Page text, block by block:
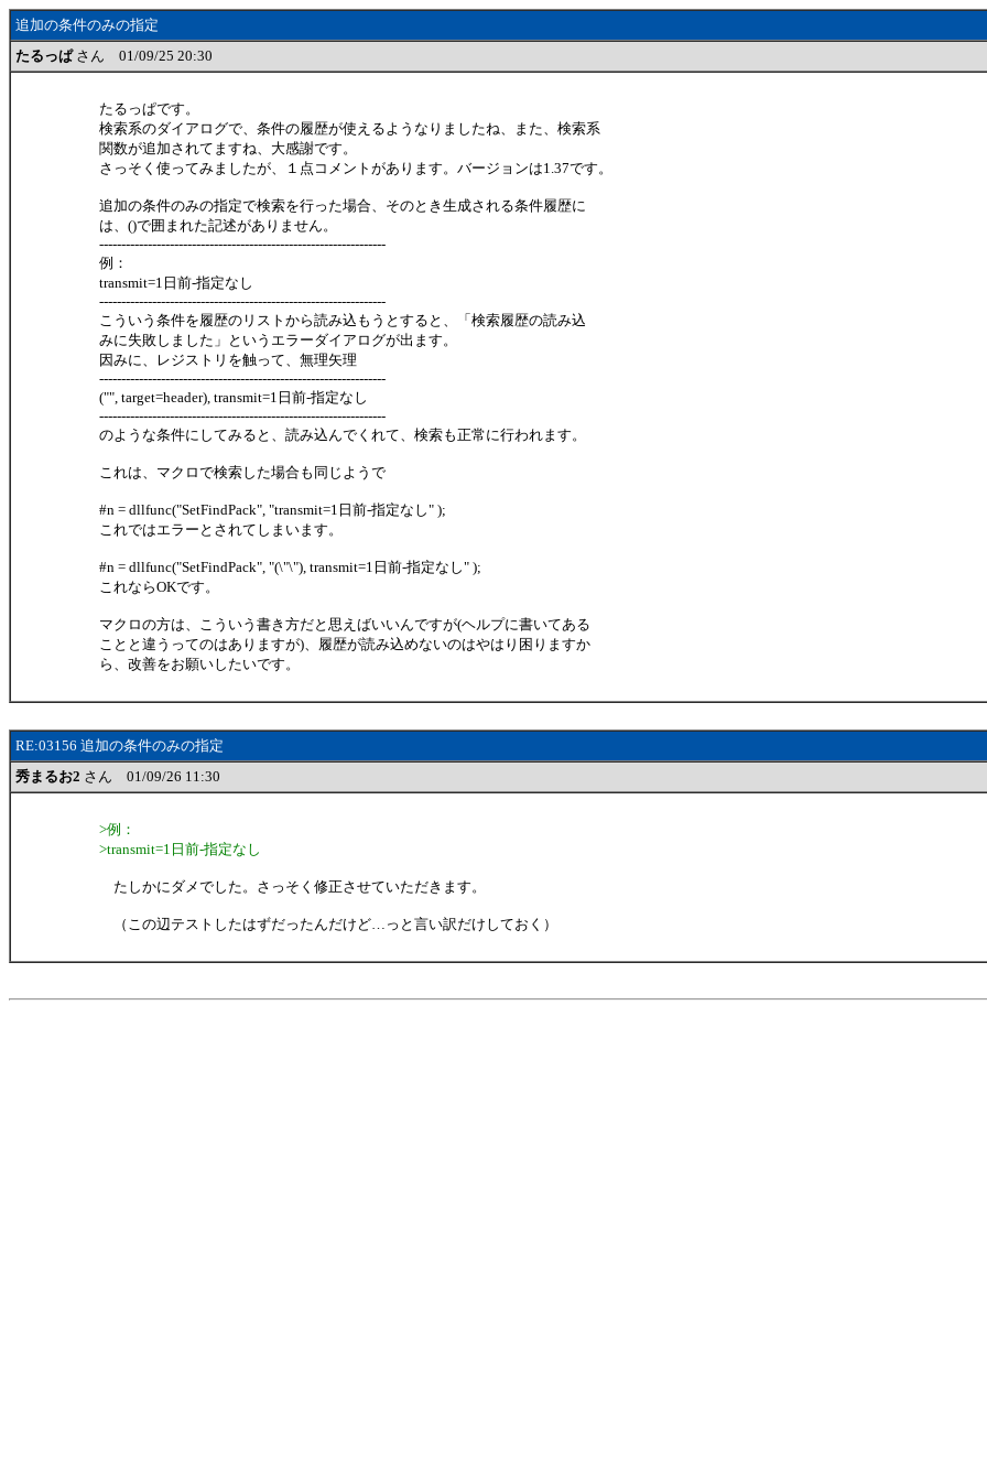
追加の条件のみの指定
たるっぱさん 01/09/25 20:30
たるっぱです。
検索系のダイアログで、条件の履歴が使えるようなりましたね、また、検索系
関数が追加されてますね、大感謝です。
さっそく使ってみましたが、１点コメントがあります。バージョンは1.37です。
追加の条件のみの指定で検索を行った場合、そのとき生成される条件履歴に
は、()で囲まれた記述がありません。
-----------------------------------------------------------------
例：
transmit=1日前-指定なし
-----------------------------------------------------------------
こういう条件を履歴のリストから読み込もうとすると、「検索履歴の読み込
みに失敗しました」というエラーダイアログが出ます。
因みに、レジストリを触って、無理矢理
-----------------------------------------------------------------
("", target=header), transmit=1日前-指定なし
-----------------------------------------------------------------
のような条件にしてみると、読み込んでくれて、検索も正常に行われます。
これは、マクロで検索した場合も同じようで
#n = dllfunc("SetFindPack", "transmit=1日前-指定なし" );
これではエラーとされてしまいます。
#n = dllfunc("SetFindPack", "(\"\"), transmit=1日前-指定なし" );
これならOKです。
マクロの方は、こういう書き方だと思えばいいんですが(ヘルプに書いてある
ことと違うってのはありますが)、履歴が読み込めないのはやはり困りますか
ら、改善をお願いしたいです。
RE:03156 追加の条件のみの指定
秀まるお2 さん 01/09/26 11:30
>例：
>transmit=1日前-指定なし
たしかにダメでした。さっそく修正させていただきます。
（この辺テストしたはずだったんだけど…っと言い訳だけしておく）